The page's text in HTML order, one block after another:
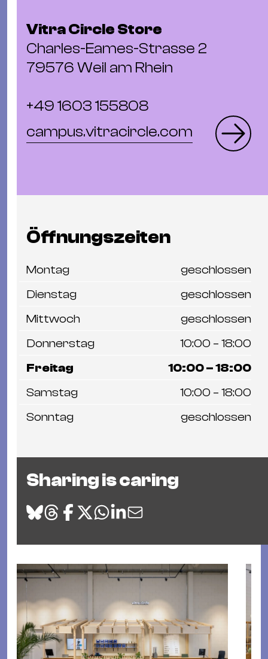
Vitra Circle Store
Charles-Eames-Strasse 2
79576 Weil am Rhein
+49 1603 155808
campus.vitracircle.com
Öffnungszeiten
Montag
geschlossen
Dienstag
geschlossen
Mittwoch
geschlossen
Donnerstag
10:00 – 18:00
Freitag
10:00 – 18:00
Samstag
10:00 – 18:00
Sonntag
geschlossen
Sharing is caring